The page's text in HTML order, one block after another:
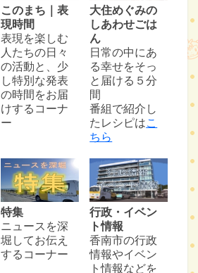
このまち｜表
現時間
表現を楽しむ
人たちの日々
の活動と、少
し特別な発表
の時間をお届
けするコーナ
ー
大住めぐみの
しあわせごは
ん
日常の中にあ
る幸せをそっ
と届ける５分
間
番組で紹介し
たレシピはこ
ちら
特集
ニュースを深
堀してお伝え
するコーナー
行政・イベン
ト情報
香南市の行政
情報やイベン
ト情報などを